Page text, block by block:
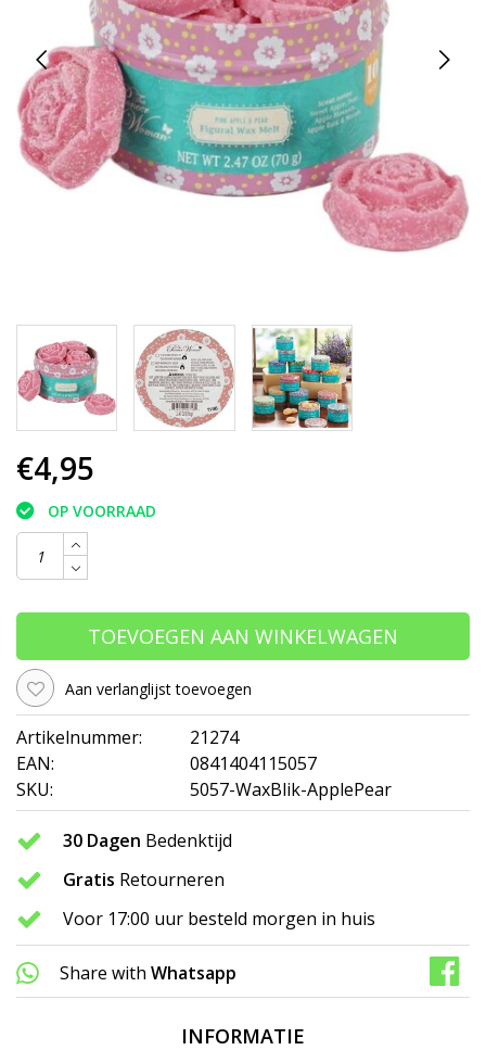
€4,95
OP VOORRAAD
TOEVOEGEN AAN WINKELWAGEN
Aan verlanglijst toevoegen
Artikelnummer:
21274
EAN:
0841404115057
SKU:
5057-WaxBlik-ApplePear
30 Dagen Bedenktijd
Gratis Retourneren
Voor 17:00 uur besteld morgen in huis
Share with Whatsapp
INFORMATIE